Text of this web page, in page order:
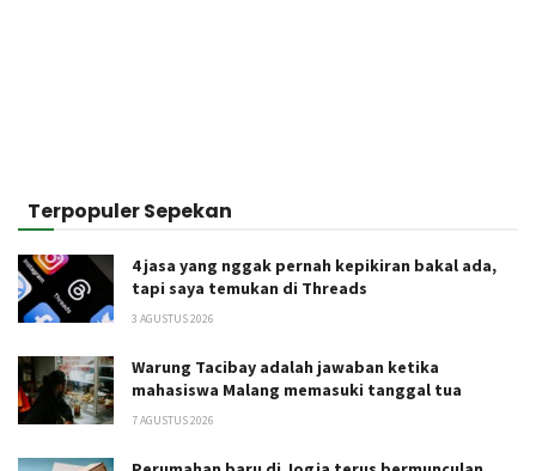
Terpopuler Sepekan
4 jasa yang nggak pernah kepikiran bakal ada,
tapi saya temukan di Threads
3 AGUSTUS 2026
Warung Tacibay adalah jawaban ketika
mahasiswa Malang memasuki tanggal tua
7 AGUSTUS 2026